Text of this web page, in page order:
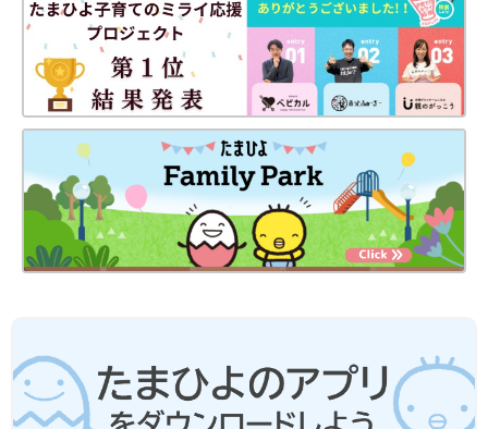
【マンガ】御手洗直子の『さらにつっこ
みが止まらない育児日記』1話まるっと
限定公開「しつけって…」
一大センセーションを巻き起こした婚活コミッ
ク『31歳BLマンガ家が婚活するとこうなる』か
ら早何年…。『つっこみが止まらに育児日記』
で母になったおたくマンガ家ママ・直子が第2
子を出産。相変わらずのドタバタ日々を『さら
につっこみが止まらない育児日記』として発売
します。たまひよONLINEで数話分限定公開で
す！ 限定公開その１は「１～2才代のしつけ
（？）」。直子流しつけ……とは？
■御手洗直子 プロフィール
pixivで大人気。累計閲覧数1100万を誇る爆笑コミックエッセイ
スト。なんでそんなにネタ満載人生を・・・という謎の人。既刊
に『31歳BLマンガ家が婚活するとこうなる』『31歳ゲームプロ
Twitter 御手洗直子（＠mitarainaoko）
■「つっこみが止まらない育児日記」
定価1100円 ベネッセコーポレーション